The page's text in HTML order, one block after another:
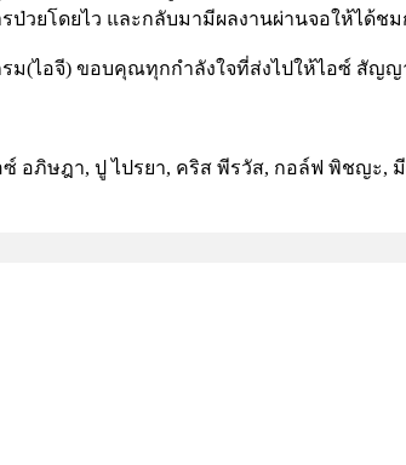
วยโดยไว และกลับมามีผลงานผ่านจอให้ได้ช
(ไอจี) ขอบคุณทุกกำลังใจที่ส่งไปให้ไอซ์ สัญญ
ซ์ อภิษฎา, ปู ไปรยา, คริส พีรวัส, กอล์ฟ พิชญ